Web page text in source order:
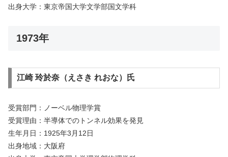
出身大学：東京帝国大学文学部国文学科
1973年
江崎 玲於奈（えさき れおな）氏
受賞部門：ノーベル物理学賞
受賞理由：半導体でのトンネル効果を発見
生年月日：1925年3月12日
出身地域：大阪府